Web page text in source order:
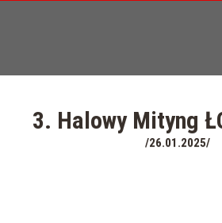
3. Halowy Mityng
/26.01.2025/